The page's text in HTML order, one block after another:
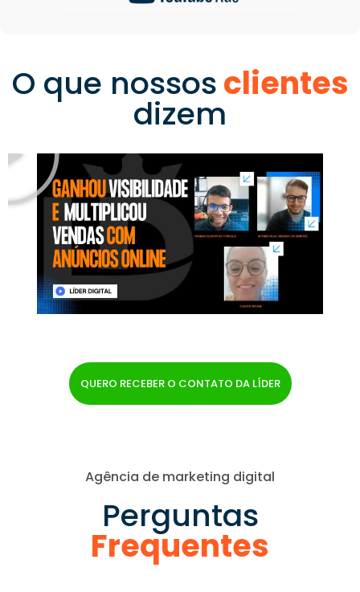
O que nossosclientes
dizem
QUERO RECEBER O CONTATO DA LÍDER
Agência de marketing digital
Perguntas
Frequentes